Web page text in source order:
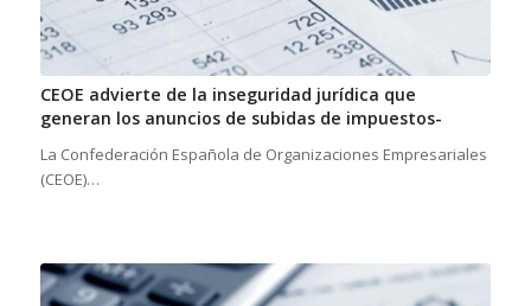
CEOE advierte de la inseguridad jurídica que
generan los anuncios de subidas de impuestos-
La Confederación Española de Organizaciones Empresariales
(CEOE)…